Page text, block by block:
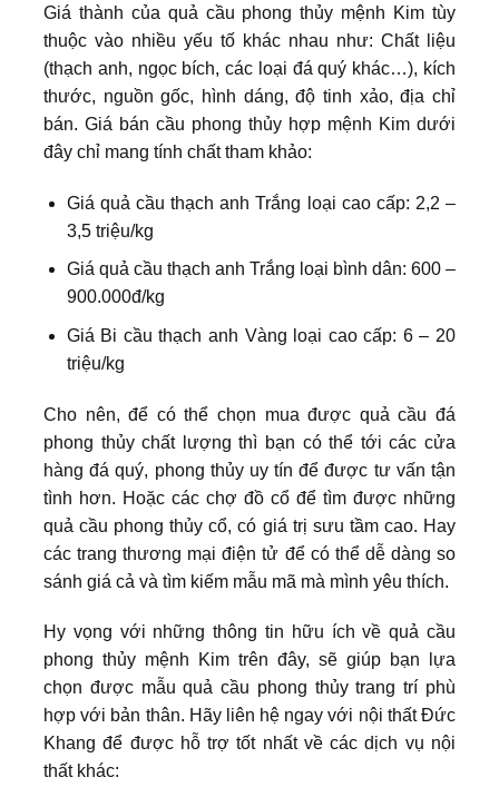
Giá thành của quả cầu phong thủy mệnh Kim tùy
thuộc vào nhiều yếu tố khác nhau như: Chất liệu
(thạch anh, ngọc bích, các loại đá quý khác…), kích
thước, nguồn gốc, hình dáng, độ tinh xảo, địa chỉ
bán. Giá bán cầu phong thủy hợp mệnh Kim dưới
đây chỉ mang tính chất tham khảo:
Giá quả cầu thạch anh Trắng loại cao cấp: 2,2 –
3,5 triệu/kg
Giá quả cầu thạch anh Trắng loại bình dân: 600 –
900.000đ/kg
Giá Bi cầu thạch anh Vàng loại cao cấp: 6 – 20
triệu/kg
Cho nên, để có thể chọn mua được quả cầu đá
phong thủy chất lượng thì bạn có thể tới các cửa
hàng đá quý, phong thủy uy tín để được tư vấn tận
tình hơn. Hoặc các chợ đồ cổ để tìm được những
quả cầu phong thủy cổ, có giá trị sưu tầm cao. Hay
các trang thương mại điện tử để có thể dễ dàng so
sánh giá cả và tìm kiếm mẫu mã mà mình yêu thích.
Hy vọng với những thông tin hữu ích về quả cầu
phong thủy mệnh Kim trên đây, sẽ giúp bạn lựa
chọn được mẫu quả cầu phong thủy trang trí phù
hợp với bản thân. Hãy liên hệ ngay với nội thất Đức
Khang để được hỗ trợ tốt nhất về các dịch vụ nội
thất khác: